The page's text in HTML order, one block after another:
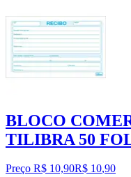
BLOCO
TILIBRA 50
Preço R$ 10,90R$ 10,90